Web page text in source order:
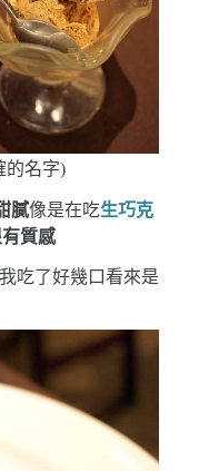
的名字)
膩像是在吃生巧克
質感
吃了好幾口看來是